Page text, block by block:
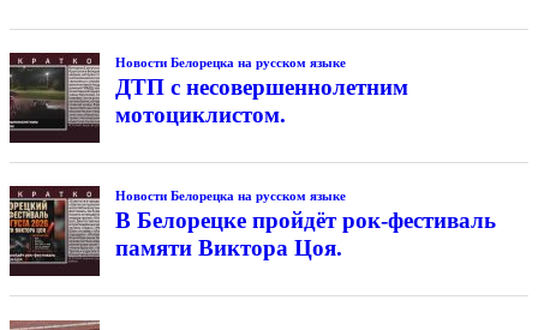
Новости Белорецка на русском языке
ДТП с несовершеннолетним
мотоциклистом.
Новости Белорецка на русском языке
В Белорецке пройдёт рок-фестиваль
памяти Виктора Цоя.